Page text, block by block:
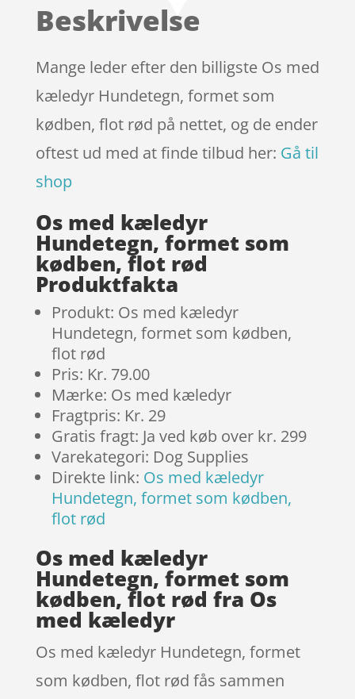
kundebedø
Beskrivelse
Mange leder efter den billigste Os med
kæledyr Hundetegn, formet som
kødben, flot rød på nettet, og de ender
oftest ud med at finde tilbud her: Gå til
shop
Os med kæledyr
Hundetegn, formet som
kødben, flot rød
Produktfakta
Produkt: Os med kæledyr
Hundetegn, formet som kødben,
flot rød
Pris: Kr. 79.00
Mærke: Os med kæledyr
Fragtpris: Kr. 29
Gratis fragt: Ja ved køb over kr. 299
Varekategori: Dog Supplies
Direkte link: Os med kæledyr
Hundetegn, formet som kødben,
flot rød
Os med kæledyr
Hundetegn, formet som
kødben, flot rød fra Os
med kæledyr
Os med kæledyr Hundetegn, formet
som kødben, flot rød fås sammen